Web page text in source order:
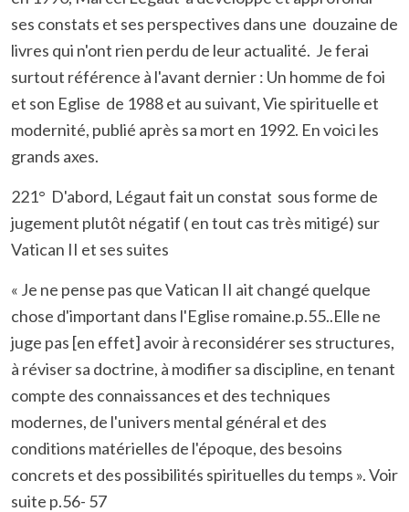
ses constats et ses perspectives dans une douzaine de
livres qui n'ont rien perdu de leur actualité. Je ferai
surtout référence à l'avant dernier : Un homme de foi
et son Eglise de 1988 et au suivant, Vie spirituelle et
modernité, publié après sa mort en 1992. En voici les
grands axes.
221° D'abord, Légaut fait un constat sous forme de
jugement plutôt négatif ( en tout cas très mitigé) sur
Vatican II et ses suites
« Je ne pense pas que Vatican II ait changé quelque
chose d'important dans l'Eglise romaine.p.55..Elle ne
juge pas [en effet] avoir à reconsidérer ses structures,
à réviser sa doctrine, à modifier sa discipline, en tenant
compte des connaissances et des techniques
modernes, de l'univers mental général et des
conditions matérielles de l'époque, des besoins
concrets et des possibilités spirituelles du temps ». Voir
suite p.56- 57